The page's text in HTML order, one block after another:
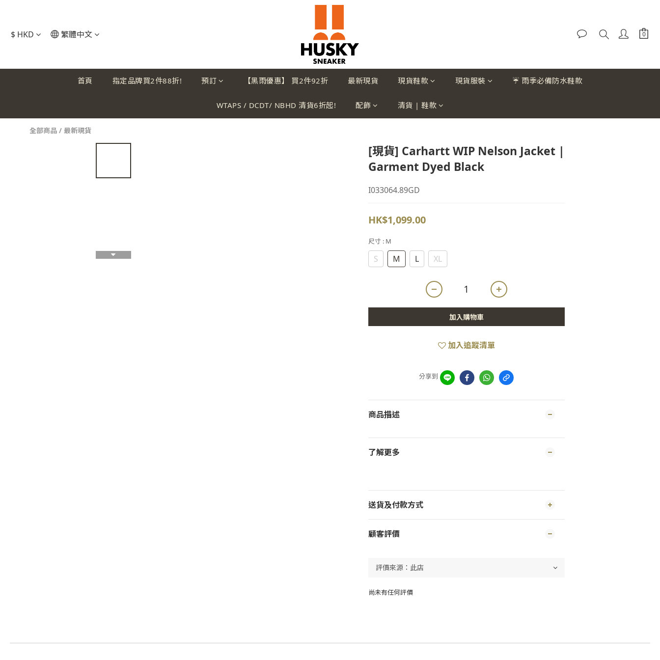
$ HKD 繁體中文
首頁 指定品牌買2件88折! 預訂 【黑雨優惠】 買2件92折 最新現貨 現貨鞋款 現貨服裝 ☔ 雨季必備防水鞋款
WTAPS / DCDT/ NBHD 清貨6折起! 配飾 清貨 | 鞋款
全部商品 / 最新現貨
[現貨] Carhartt WIP Nelson Jacket |
Garment Dyed Black
I033064.89GD
HK$1,099.00
尺寸 : M
S M L XL
加入購物車
加入追蹤清單
分享到
商品描述
了解更多
送貨及付款方式
顧客評價
尚未有任何評價